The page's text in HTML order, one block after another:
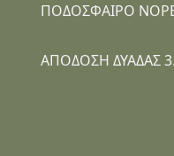
ΠΟΔΟΣΦΑΙΡΟ
ΑΠΟΔΟΣΗ ΔΥΑΔΑΣ